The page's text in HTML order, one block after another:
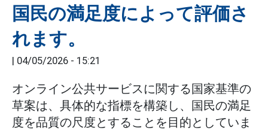
国民の満足度によって評価さ
れます。
04/05/2026 - 15:21
オンライン公共サービスに関する国家基準の
草案は、具体的な指標を構築し、国民の満足
度を品質の尺度とすることを目的としていま